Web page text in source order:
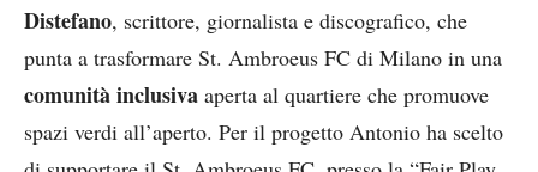
Distefano, scrittore, giornalista e discografico, che
punta a trasformare St. Ambroeus FC di Milano in una
comunità inclusiva aperta al quartiere che promuove
spazi verdi all’aperto. Per il progetto Antonio ha scelto